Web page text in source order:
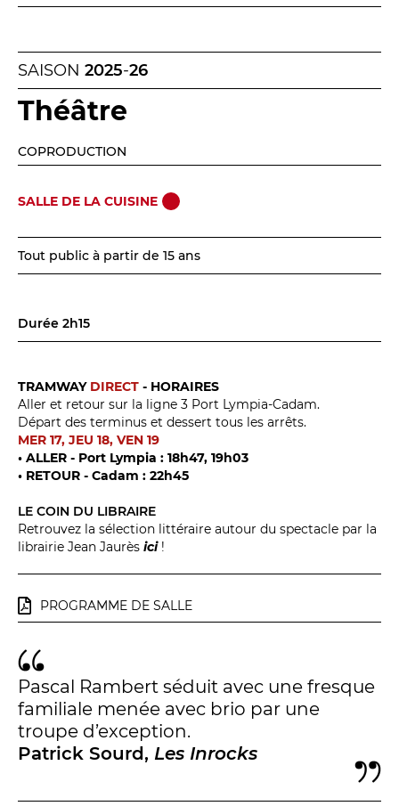
SAISON 2025-26
Théâtre
COPRODUCTION
SALLE DE LA CUISINE
Tout public à partir de 15 ans
Durée 2h15
TRAMWAY DIRECT - HORAIRES
Aller et retour sur la ligne 3 Port Lympia-Cadam.
Départ des terminus et dessert tous les arrêts.
MER 17, JEU 18, VEN 19
• ALLER - Port Lympia : 18h47, 19h03
• RETOUR - Cadam : 22h45
LE COIN DU LIBRAIRE
Retrouvez la sélection littéraire autour du spectacle par la
librairie Jean Jaurès ici!
PROGRAMME DE SALLE
Pascal Rambert séduit avec une fresque
familiale menée avec brio par une
troupe d’exception.
Patrick Sourd, Les Inrocks